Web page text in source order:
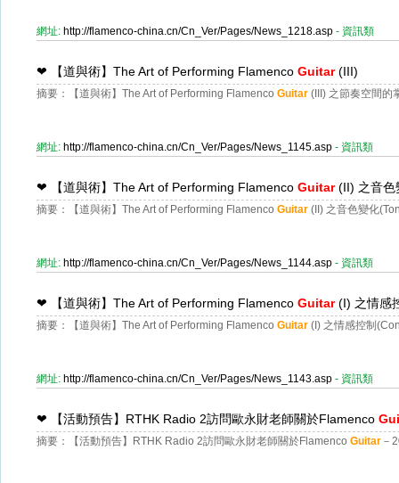
網址: http://flamenco-china.cn/Cn_Ver/Pages/News_1218.asp - 資訊類
❤ 【道與術】The Art of Performing Flamenco Guitar(III)
摘要：【道與術】The Art of Performing Flamenco Guitar (III) 之節奏空間的
網址: http://flamenco-china.cn/Cn_Ver/Pages/News_1145.asp - 資訊類
❤ 【道與術】The Art of Performing Flamenco Guitar(II) 之音色
摘要：【道與術】The Art of Performing Flamenco Guitar (II) 之音色變化
網址: http://flamenco-china.cn/Cn_Ver/Pages/News_1144.asp - 資訊類
❤ 【道與術】The Art of Performing Flamenco Guitar(I) 之情感
摘要：【道與術】The Art of Performing Flamenco Guitar (I) 之情感控制
網址: http://flamenco-china.cn/Cn_Ver/Pages/News_1143.asp - 資訊類
❤ 【活動預告】RTHK Radio 2訪問歐永財老師關於Flamenco
摘要：【活動預告】RTHK Radio 2訪問歐永財老師關於Flamenco Guitar －